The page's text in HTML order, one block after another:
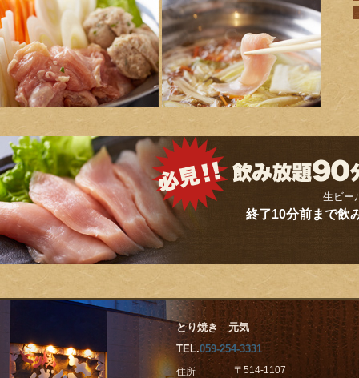
生ビー
終了10分前まで飲
とり焼き 元気
TEL.059-254-3331
住所
〒514-1107